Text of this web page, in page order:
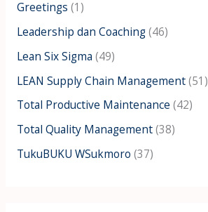
:Greetings (1)
Leadership dan Coaching(46)
Lean Six Sigma (49)
LEAN Supply Chain Management(51)
Total Productive Maintenance (42)
Total Quality Management(38)
TukuBUKU WSukmoro (37)